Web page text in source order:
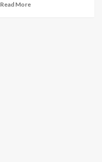
Read More